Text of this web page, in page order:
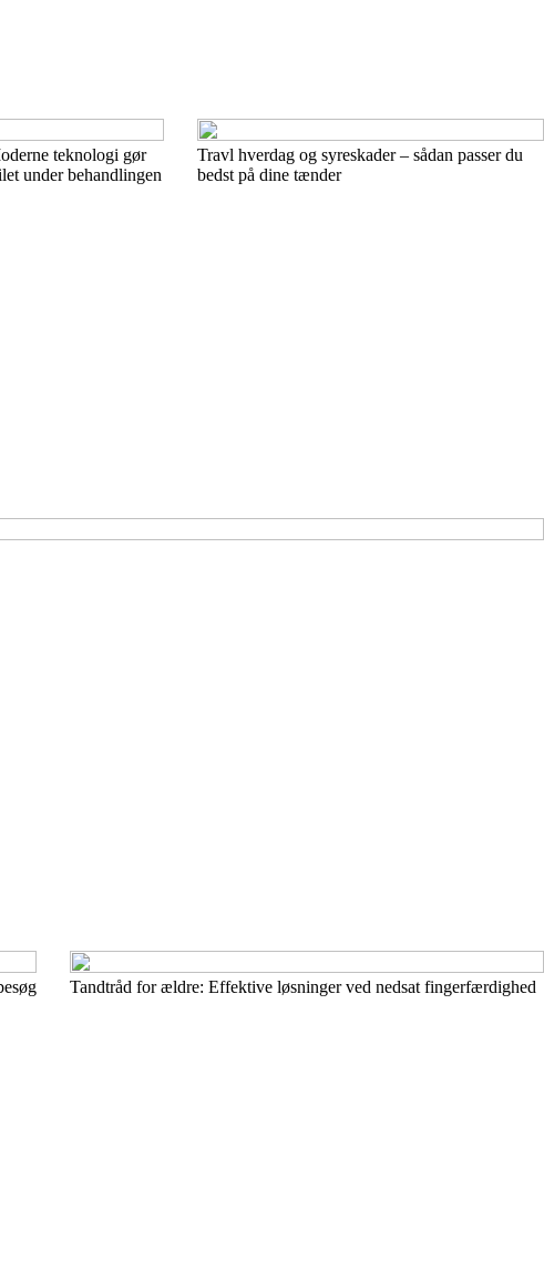
teknologi gør
under behandlingen
Travl hverdag og syreskader – sådan passer du
bedst på dine tænder
Tandtråd for ældre: Effektive løsninger ved nedsat fingerfærdighed